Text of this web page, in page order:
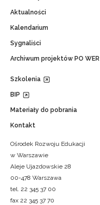
Aktualności
Kalendarium
Sygnaliści
Archiwum projektów PO WER
Szkolenia
BIP
Materiały do pobrania
Kontakt
Ośrodek Rozwoju Edukacji
w Warszawie
Aleje Ujazdowskie 28
00-478 Warszawa
tel. 22 345 37 00
fax 22 345 37 70